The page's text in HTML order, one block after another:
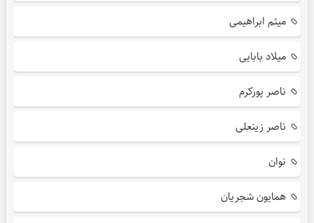
میثم ابراهیمی
میلاد بابایی
ناصر پورکرم
ناصر زینعلی
نوان
همایون شجریان